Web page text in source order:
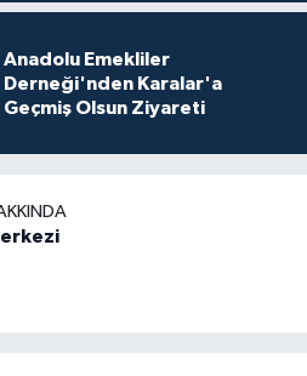
Anadolu Emekliler
Derneği'nden Karalar'a
Geçmiş Olsun Ziyareti